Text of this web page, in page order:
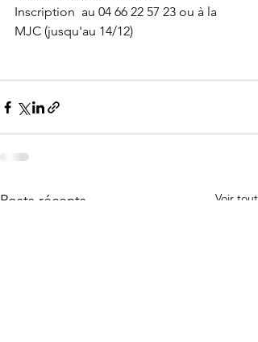
Inscription  au 04 66 22 57 23 ou à la
MJC (jusqu'au 14/12)
Posts récents Voir tout